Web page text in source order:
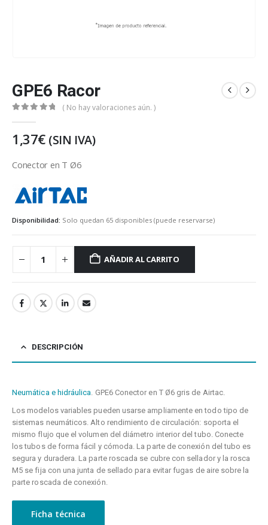
GPE6 Racor
( No hay valoraciones aún. )
1,37€ (SIN IVA)
Conector en T Ø6
Disponibilidad: Solo quedan 65 disponibles (puede reservarse)
AÑADIR AL CARRITO
DESCRIPCIÓN
Neumática e hidráulica . GPE6 Conector en T Ø6 gris de Airtac.
Los modelos variables pueden usarse ampliamente en todo tipo de
sistemas neumáticos. Alto rendimiento de circulación: soporta el
mismo flujo que el volumen del diámetro interior del tubo. Conecte
los tubos de forma fácil y cómoda. La parte de conexión del tubo es
segura y duradera. La parte roscada se cubre con sellador y la rosca
M5 se fija con una junta de sellado para evitar fugas de aire sobre la
parte roscada de conexión.
Ficha técnica